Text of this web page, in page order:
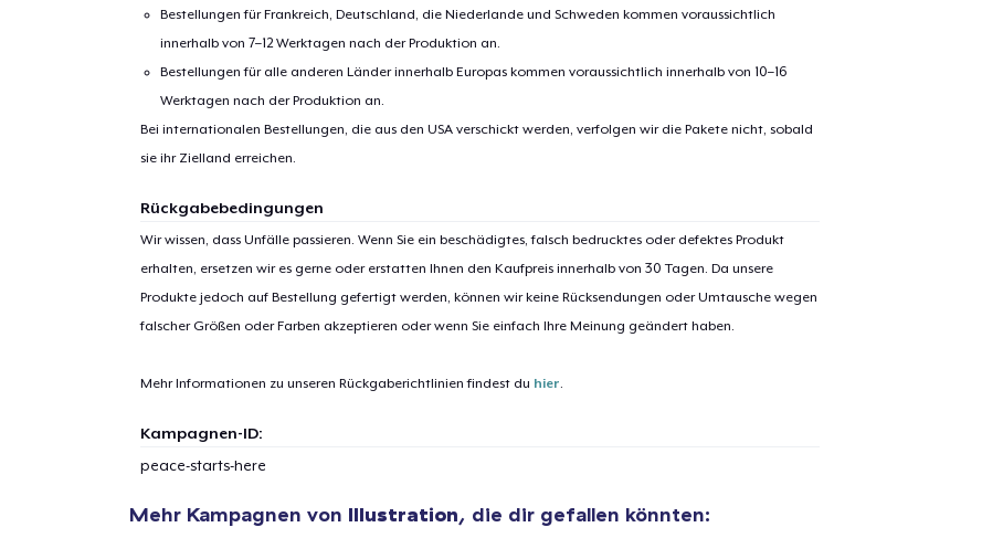
Bestellungen für Frankreich, Deutschland, die Niederlande und Schweden kommen voraussichtlich
innerhalb von 7–12 Werktagen nach der Produktion an.
Bestellungen für alle anderen Länder innerhalb Europas kommen voraussichtlich innerhalb von 10–16
Werktagen nach der Produktion an.
Bei internationalen Bestellungen, die aus den USA verschickt werden, verfolgen wir die Pakete nicht, sobald
sie ihr Zielland erreichen.
Rückgabebedingungen
Wir wissen, dass Unfälle passieren. Wenn Sie ein beschädigtes, falsch bedrucktes oder defektes Produkt
erhalten, ersetzen wir es gerne oder erstatten Ihnen den Kaufpreis innerhalb von 30 Tagen. Da unsere
Produkte jedoch auf Bestellung gefertigt werden, können wir keine Rücksendungen oder Umtausche wegen
falscher Größen oder Farben akzeptieren oder wenn Sie einfach Ihre Meinung geändert haben.
Mehr Informationen zu unseren Rückgaberichtlinien findest du hier.
Kampagnen-ID:
peace-starts-here
Mehr Kampagnen von Illustration, die dir gefallen könnten:
1 Artikel wurde zum Einkaufswagen
Zur Kasse gehen